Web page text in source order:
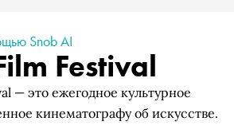
Snob AI
Festival
— это ежегодное культурное
кинематографу об искусстве.